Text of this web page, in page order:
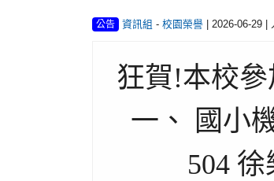
公告 資訊組 - 校園榮譽| 2026-06-29 |
狂賀!本校
一、 國小
504 徐